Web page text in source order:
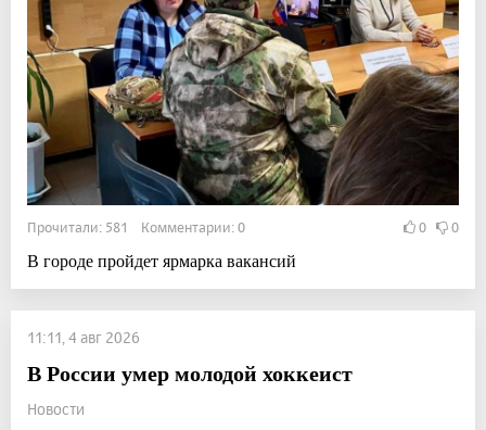
Прочитали: 581 Комментарии: 0 0 0
В городе пройдет ярмарка вакансий
11:11, 4 авг 2026
В России умер молодой хоккеист
Новости